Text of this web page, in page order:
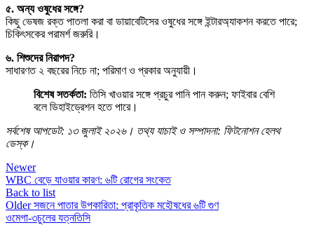
৫. অন্য ওষুধের সঙ্গে?
কিছু ভেষজ রক্ত পাতলা করা বা ডায়াবেটিসের ওষুধের সঙ্গে ইন্টারঅ্যাকশন করতে পারে;
চিকিৎসকের পরামর্শ জরুরি।
৬. শিশুদের নিরাপদ?
সাধারণত ২ বছরের নিচে না; পরিমাণ ও প্রকার অনুযায়ী।
বিশেষ সতর্কতা: তিসি খাওয়ার সঙ্গে প্রচুর পানি পান করুন; ফাইবার বেশি
বলে ডিহাইড্রেশন হতে পারে।
সর্বশেষ আপডেট: ১৩ জুলাই ২০২৬। তথ্য যাচাই ও সম্পাদনা: ফিটনোশন হেলথ
ডেস্ক।
Newer
WBC বেড়ে যাওয়ার কারণ: ৬টি রোগের সংকেত
Back to list
Older সজনে পাতার উপকারিতা: প্রাকৃতিক মহৌষধের ৬টি গুণ
ওমেগা-৩চুলের যত্নতিসি